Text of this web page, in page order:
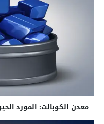
معدن الكوبالت: المورد